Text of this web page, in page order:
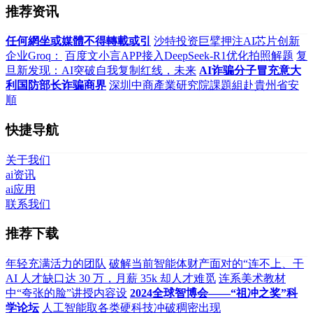
推荐资讯
任何網坐或媒體不得轉載或引
沙特投资巨擘押注AI芯片创新
企业Groq：
百度文小言APP接入DeepSeek-R1优化拍照解题 复
旦新发现：AI突破自我复制红线，未来 AI诈骗分子冒充意大
利国防部长诈骗商界 深圳中商產業研究院課題組赴貴州省安
順
快捷导航
关于我们
ai资讯
ai应用
联系我们
推荐下载
年轻充满活力的团队 破解当前智能体财产面对的“连不上、干
AI 人才缺口达 30 万，月薪 35k 却人才难觅 连系美术教材
中“夸张的脸”讲授内容设 2024全球智博会——“祖冲之奖”科
学论坛 人工智能取各类硬科技冲破稠密出现